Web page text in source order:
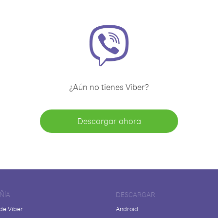
¿Aún no tienes Viber?
Descargar ahora
Viber
DESCARGAR
Android